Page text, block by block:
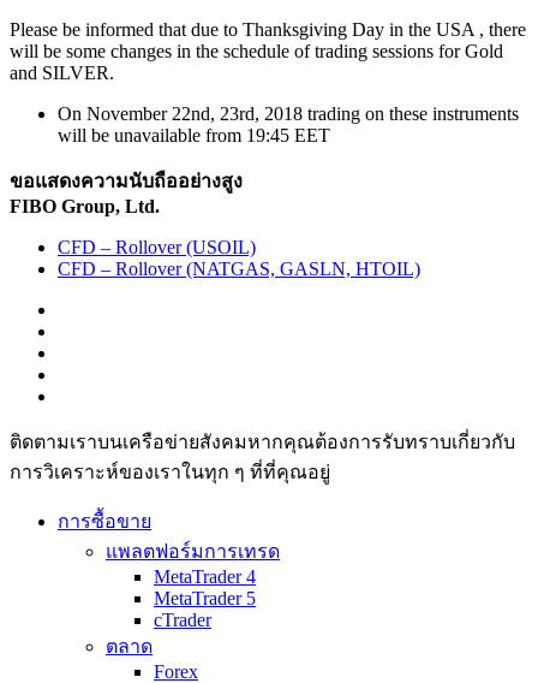
Please be informed that due to Thanksgiving Day in the USA , there
will be some changes in the schedule of trading sessions for Gold
and SILVER.
On November 22nd, 23rd, 2018 trading on these instruments
will be unavailable from 19:45 EET
ขอแสดงความนับถืออย่างสูง
FIBO Group, Ltd.
CFD – Rollover (USOIL)
CFD – Rollover (NATGAS, GASLN, HTOIL)
ติดตามเราบนเครือข่ายสังคมหากคุณต้องการรับทราบเกี่ยวกับ
การวิเ­คราะห์ของเราในทุก ๆ ที่ที่คุณอยู่
การซื้อขาย
แพลตฟอร์มการเทรด
MetaTrader 4
MetaTrader 5
cTrader
ตลาด
Forex